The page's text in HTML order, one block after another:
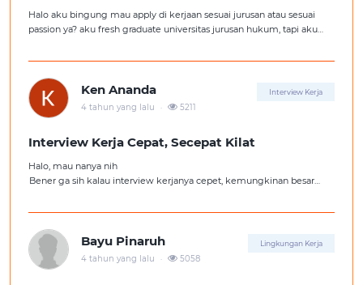
Halo aku bingung mau apply di kerjaan sesuai jurusan atau sesuai
passion ya? aku fresh graduate universitas jurusan hukum, tapi aku
aku ambil kerjaan sesuai jurusan.
Ken Ananda Interview Kerja
4 tahun yang lalu 5211
Interview Kerja Cepat, Secepat Kilat
Halo, mau nanya nih
Bener ga sih kalau interview kerjanya cepet, kemungkinan besar
Tolong pencerahannya dong kakak-kakak semua, soalnya aku fresh
Bayu Pinaruh Lingkungan Kerja
4 tahun yang lalu 5058